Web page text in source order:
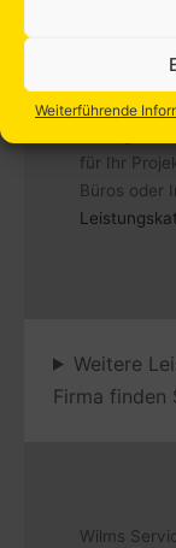
Weiterführende
Stimmung
für Ihr
Büros oder
Weitere
Firma finden
Wilms